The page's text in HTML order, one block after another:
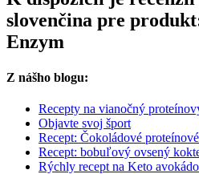
slovenčina pre
Enzym
Z nášho blogu:
Recepty na vianočný
Objavte svoj šport
Recept: Čokoládové
Recept: bobuľový ovsený
Rýchly recept na Keto